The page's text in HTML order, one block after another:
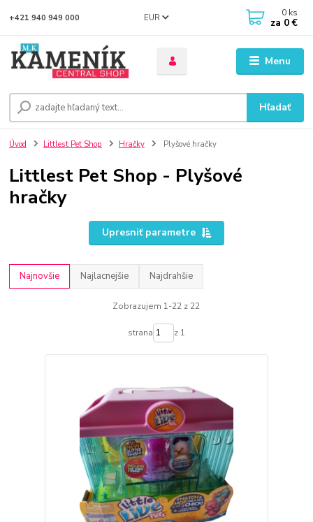
Menu
EUR
Hľadať
+421 940 949 000 0 ks
za 0 €
Úvod Littlest Pet Shop Hračky Plyšové hračky
Littlest Pet Shop - Plyšové
hračky
Upresniť parametre
Najnovšie Najlacnejšie Najdrahšie
Zobrazujem 1-22 z 22
strana z 1